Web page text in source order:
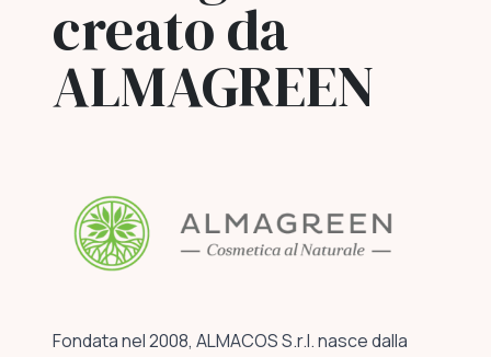
creato da
ALMAGREEN
Fondata nel 2008, ALMACOS S.r.l. nasce dalla